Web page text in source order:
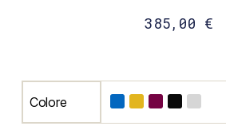
385,00 €
Colore